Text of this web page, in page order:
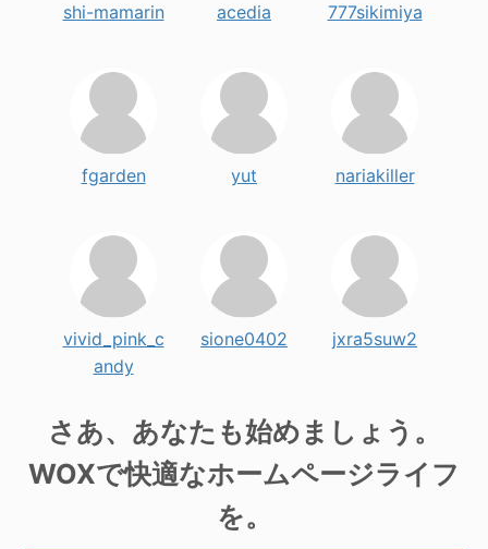
shi-mamarin acedia 777sikimiya
fgarden yut nariakiller
vivid_pink_c
andy
sione0402 jxra5suw2
さあ、あなたも始めましょう。
WOXで快適なホームページライフ
を。